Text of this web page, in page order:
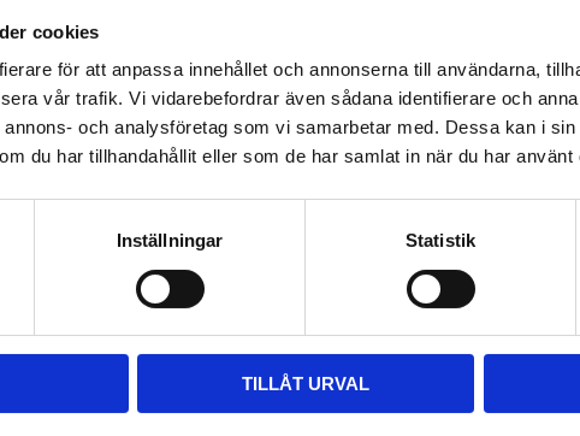
cookies
för att anpassa innehållet och annonserna till användarna,
vår trafik. Vi vidarebefordrar även sådana identifierare och
och analysföretag som vi samarbetar med. Dessa kan i
du har tillhandahållit eller som de har samlat in när du har använt
Inställningar Statistik
TILLÅT URVAL
passar.